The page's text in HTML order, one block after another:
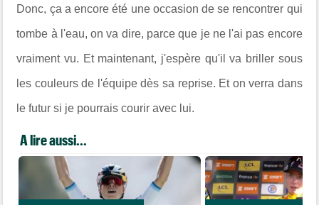
Donc, ça a encore été une occasion de se rencontrer qui
tombe à l'eau, on va dire, parce que je ne l'ai pas encore
vraiment vu. Et maintenant, j'espère qu'il va briller sous
les couleurs de l'équipe dès sa reprise. Et on verra dans
le futur si je pourrais courir avec lui.
A lire aussi...